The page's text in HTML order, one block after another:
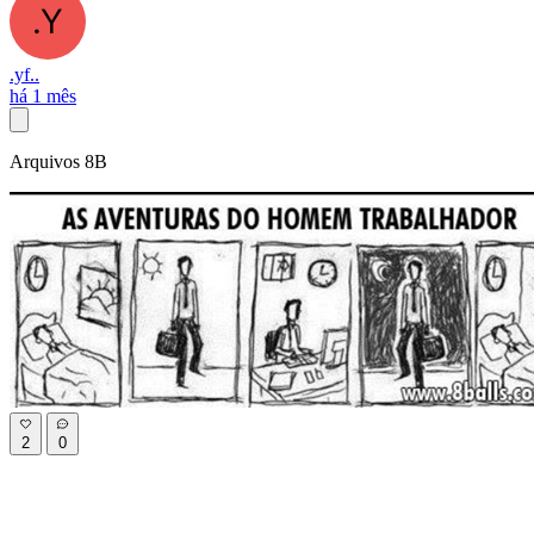
.yf..
há 1 mês
Arquivos 8B
2 0